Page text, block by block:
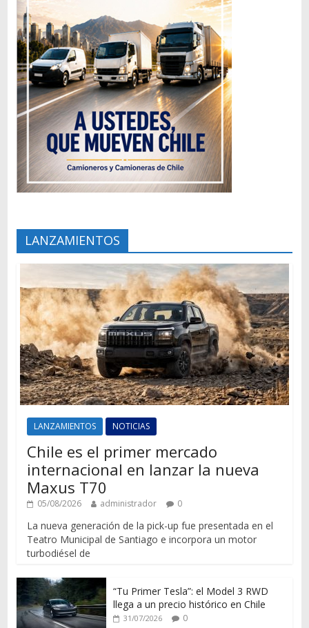
LANZAMIENTOS
LANZAMIENTOS NOTICIAS
Chile es el primer mercado
internacional en lanzar la nueva
Maxus T70
05/08/2026 administrador 0
La nueva generación de la pick-up fue presentada en el
Teatro Municipal de Santiago e incorpora un motor
turbodiésel de
“Tu Primer Tesla”: el Model 3 RWD
llega a un precio histórico en Chile
31/07/2026 0